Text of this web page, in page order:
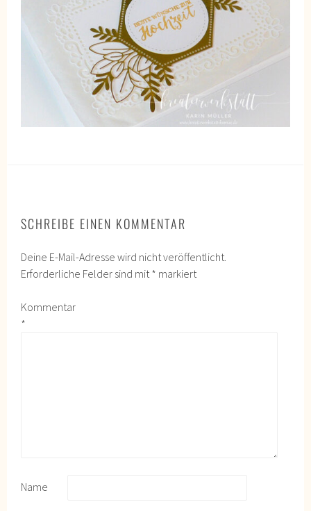
SCHREIBE EINEN KOMMENTAR
Deine E-Mail-Adresse wird nicht veröffentlicht.
Erforderliche Felder sind mit* markiert
Kommentar
*
Name